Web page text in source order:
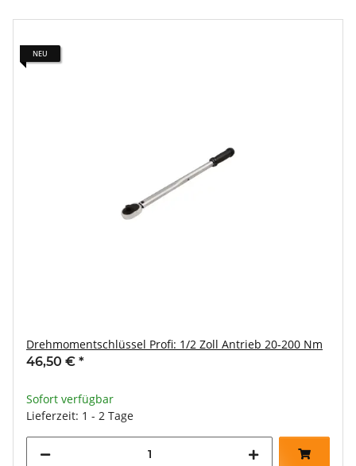
NEU
Drehmomentschlüssel Profi: 1/2 Zoll Antrieb 20-200 Nm
46,50 € *
Sofort verfügbar
Lieferzeit: 1 - 2 Tage